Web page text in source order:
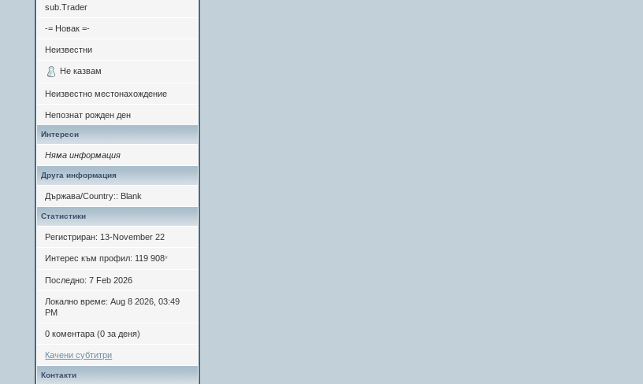
sub.Trader
-= Новак =-
Неизвестни
Не казвам
Неизвестно местонахождение
Непознат рожден ден
Интереси
Няма информация
Друга информация
Държава/Country:: Blank
Статистики
Регистриран: 13-November 22
Интерес към профил: 119 908*
Последно: 7 Feb 2026
Локално време: Aug 8 2026, 03:49
PM
0 коментара (0 за деня)
Качени субтитри
Контакти